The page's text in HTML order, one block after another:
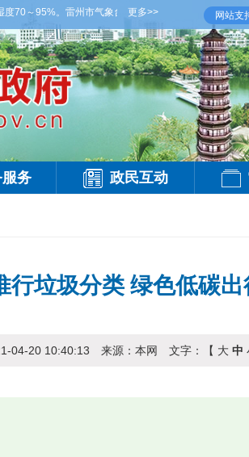
～95%。雷州市气象台2026年08月06日傍晚发布【雷
更多>> 网站支
务 政民互动
行垃圾分类 绿色低碳出
04-20 10:40:13 来源： 本网 文字：【 大 中